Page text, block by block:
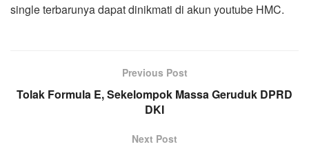
single terbarunya dapat dinikmati di akun youtube HMC.
Previous Post
Tolak Formula E, Sekelompok Massa Geruduk DPRD
DKI
Next Post